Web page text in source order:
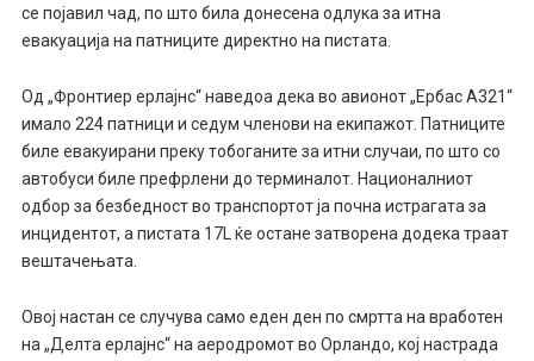
се појавил чад, по што била донесена одлука за итна
евакуација на патниците директно на пистата.
Од „Фронтиер ерлајнс“ наведоа дека во авионот „Ербас А321“
имало 224 патници и седум членови на екипажот. Патниците
биле евакуирани преку тобоганите за итни случаи, по што со
автобуси биле префрлени до терминалот. Националниот
одбор за безбедност во транспортот ја почна истрагата за
инцидентот, а пистата 17L ќе остане затворена додека траат
вештачењата.
Овој настан се случува само еден ден по смртта на вработен
на „Делта ерлајнс“ на аеродромот во Орландо, кој настрада